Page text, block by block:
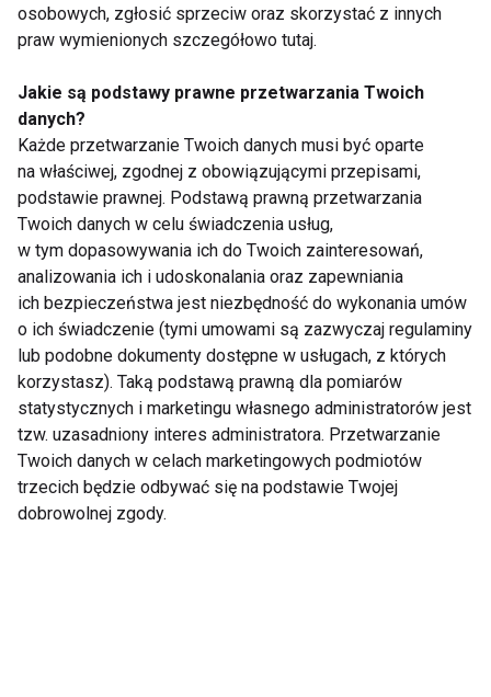
Mrożone jogurtowe
batoniki z owocami –
zdrowy deser bez
cukru, który
pokochasz tego lata
Chłodnik proteinowy z
pieczonych buraków i
skyru – lekki obiad na
upalne dni
Czy jedzenie po 20:00
naprawdę tuczy?
Dietetyk wyjaśnia, co
mówi nauka
Dlaczego po sałatce
nadal jesteś głodny?
Dietetyk wyjaśnia
najczęstsze błędy
podczas odchudzania
osobowych, zgłosić sprzeciw oraz skorzystać z innych
praw wymienionych szczegółowo tutaj.
Jakie są podstawy prawne przetwarzania Twoich
danych?
Każde przetwarzanie Twoich danych musi być oparte
na właściwej, zgodnej z obowiązującymi przepisami,
podstawie prawnej. Podstawą prawną przetwarzania
Twoich danych w celu świadczenia usług,
w tym dopasowywania ich do Twoich zainteresowań,
analizowania ich i udoskonalania oraz zapewniania
ich bezpieczeństwa jest niezbędność do wykonania umów
o ich świadczenie (tymi umowami są zazwyczaj regulaminy
lub podobne dokumenty dostępne w usługach, z których
korzystasz). Taką podstawą prawną dla pomiarów
statystycznych i marketingu własnego administratorów jest
tzw. uzasadniony interes administratora. Przetwarzanie
Twoich danych w celach marketingowych podmiotów
trzecich będzie odbywać się na podstawie Twojej
dobrowolnej zgody.